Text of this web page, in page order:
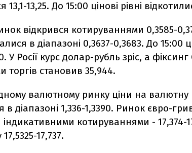
13,25. До 15:00 цінові рівні
відкрився котируваннями 0,3585-
в діапазоні 0,3637-0,3683. До 15:00
У Росії курс долар-рубль зріс, а
торгів становив 35,944.
валютному ринку ціни на валютну
в діапазоні 1,336-1,3390. Ринок євро-
котируваннями - 17,374-
17,737.